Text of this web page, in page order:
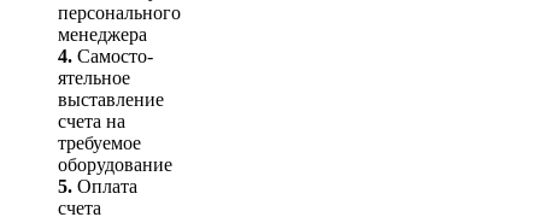
персо­нального
мене­джера
4. Само­сто­-
ятель­ное
выставление
счета на
требуемое
оборудование
5. Оплата
счета